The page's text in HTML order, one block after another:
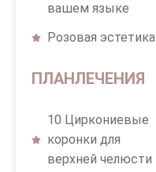
вашем языке
Розовая эстетика
ПЛАНЛЕЧЕНИЯ
10 Циркониевые
коронки для
верхней челюсти